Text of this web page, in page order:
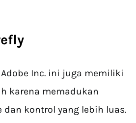
Inc. ini juga memiliki
karena memadukan
dan kontrol yang lebih luas.